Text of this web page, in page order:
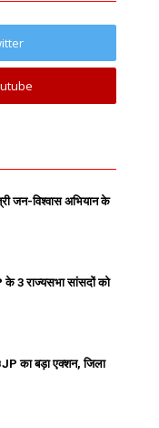
जन-विश्वास अभियान के
3 राज्यसभा सांसदों को
का बड़ा एक्शन, जिला